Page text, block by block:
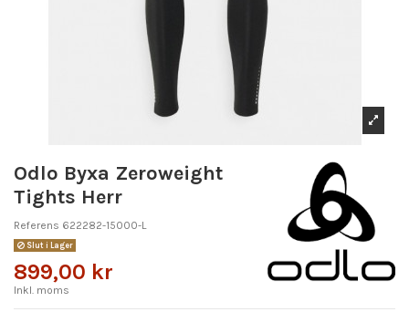
Odlo Byxa Zeroweight
Tights Herr
Referens 622282-15000-L
Slut i Lager
899,00 kr
Inkl. moms